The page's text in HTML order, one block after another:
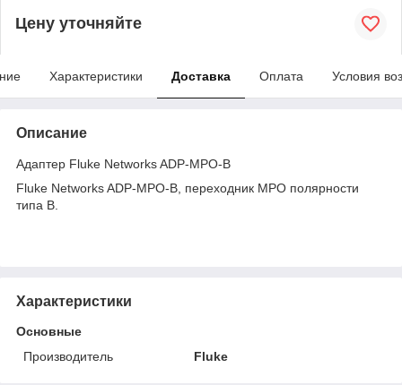
Цену уточняйте
Характеристики Доставка Оплата Условия
Описание
Адаптер Fluke Networks ADP-MPO-B
Fluke Networks ADP-MPO-B, переходник MPO полярности
типа В.
Характеристики
Основные
Производитель
Fluke